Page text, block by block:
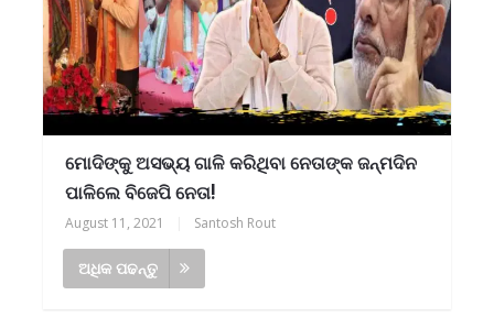
ମୋଦିଙ୍କୁ ଅସଭ୍ୟ ଗାଳି କରିଥିବା ନେତାଙ୍କ ଜନ୍ମଦିନ
ପାଳିଲେ ବିଜେପି ନେତା!
August 11, 2021 Santosh Rout
ଅଧିକ ପଢନ୍ତୁ